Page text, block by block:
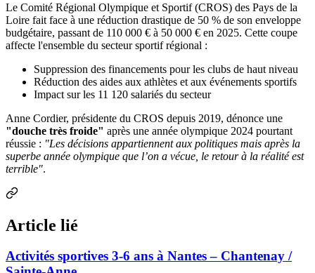
Le Comité Régional Olympique et Sportif (CROS) des Pays de la
Loire fait face à une réduction drastique de 50 % de son enveloppe
budgétaire, passant de 110 000 € à 50 000 € en 2025. Cette coupe
affecte l'ensemble du secteur sportif régional :
Suppression des financements pour les clubs de haut niveau
Réduction des aides aux athlètes et aux événements sportifs
Impact sur les 11 120 salariés du secteur
Anne Cordier, présidente du CROS depuis 2019, dénonce une
"douche très froide" après une année olympique 2024 pourtant
réussie : "Les décisions appartiennent aux politiques mais après la
superbe année olympique que l’on a vécue, le retour à la réalité est
terrible".
Article lié
Activités sportives 3-6 ans à Nantes – Chantenay /